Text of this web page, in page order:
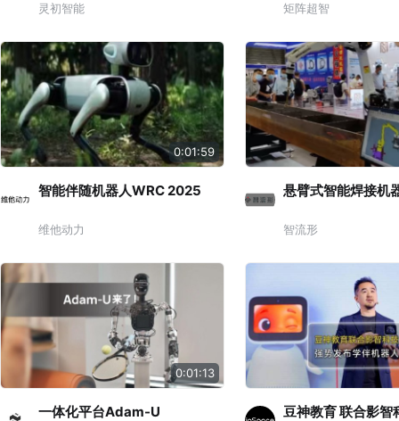
灵初智能 矩阵超智
0:01:59
智能伴随机器人WRC 2025
维他动力
悬臂式智能焊接机
智流形
0:01:13
一体化平台Adam-U
豆神教育 联合影智